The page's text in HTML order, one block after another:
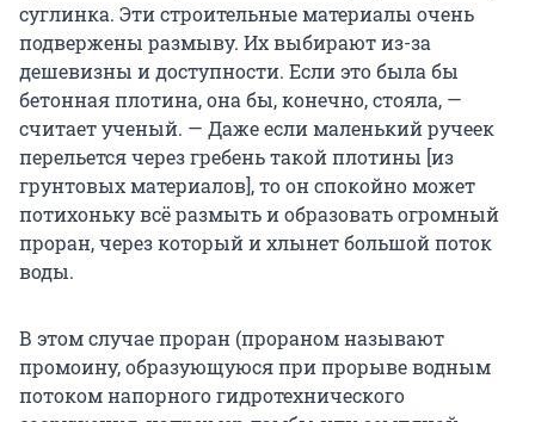
суглинка. Эти строительные материалы очень
подвержены размыву. Их выбирают из-за
дешевизны и доступности. Если это была бы
бетонная плотина, она бы, конечно, стояла, —
считает ученый. — Даже если маленький ручеек
перельется через гребень такой плотины [из
грунтовых материалов], то он спокойно может
потихоньку всё размыть и образовать огромный
проран, через который и хлынет большой поток
воды.
В этом случае проран (прораном называют
промоину, образующуюся при прорыве водным
потоком напорного гидротехнического